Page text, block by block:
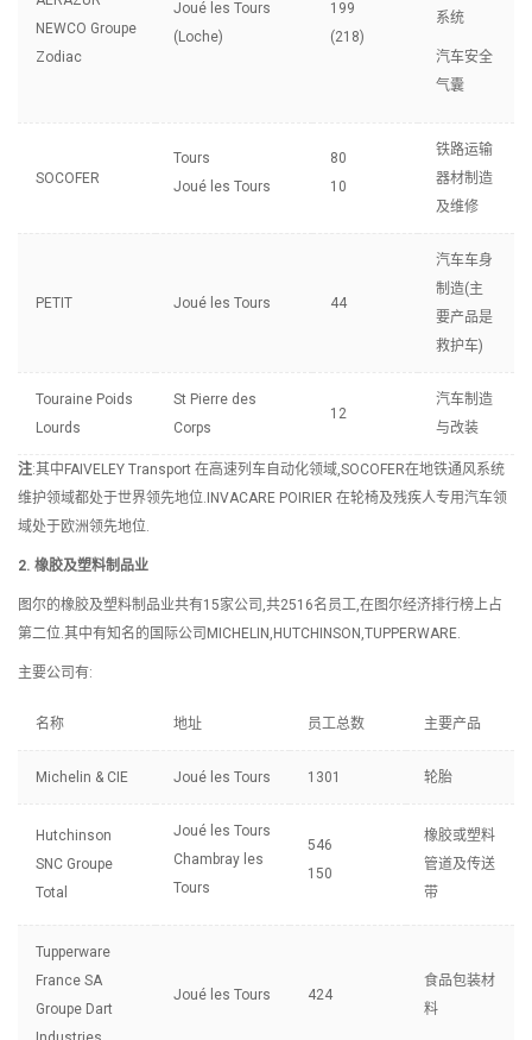
NEWCO Groupe
Zodiac
Joué les Tours
(Loche)
199
(218)
系统
汽车安全
气囊
SOCOFER
Tours
Joué les Tours
80
10
铁路运输
器材制造
及维修
PETIT Joué les Tours 44
汽车车身
制造(主
要产品是
救护车)
Touraine Poids
Lourds
St Pierre des
Corps
12
汽车制造
与改装
注:其中FAIVELEY Transport 在高速列车自动化领域,SOCOFER在地铁通风系统
维护领域都处于世界领先地位.INVACARE POIRIER 在轮椅及残疾人专用汽车领
域处于欧洲领先地位.
2. 橡胶及塑料制品业
图尔的橡胶及塑料制品业共有15家公司,共2516名员工,在图尔经济排行榜上占
第二位.其中有知名的国际公司MICHELIN,HUTCHINSON,TUPPERWARE.
主要公司有:
名称 地址 员工总数 主要产品
Michelin & CIE Joué les Tours 1301 轮胎
Hutchinson
SNC Groupe
Total
Joué les Tours
Chambray les
Tours
546
150
橡胶或塑料
管道及传送
带
Tupperware
France SA
Groupe Dart
Joué les Tours 424
食品包装材
料